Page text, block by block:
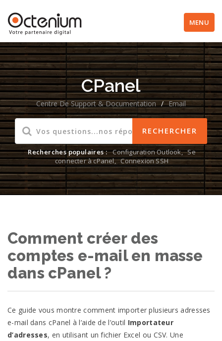
MENU
CPanel
Centre De Support & Documentation / Email
Recherches populaires : Configuration Outlook, Se
connecter à cPanel, Connexion SSH
Comment créer des
comptes e-mail en masse
dans cPanel ?
Ce guide vous montre comment importer plusieurs adresses
e-mail dans cPanel à l’aide de l’outil Importateur
d’adresses, en utilisant un fichier Excel ou CSV. Une